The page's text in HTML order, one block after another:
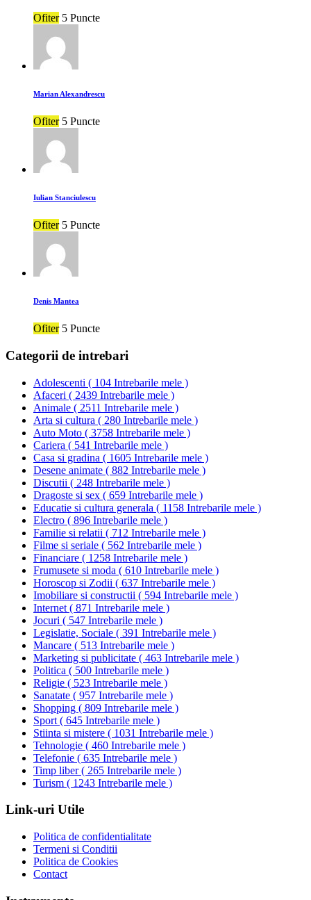
Ofiter 5 Puncte
Marian Alexandrescu
Ofiter 5 Puncte
Iulian Stanciulescu
Ofiter 5 Puncte
Denis Mantea
Ofiter 5 Puncte
Categorii de intrebari
Adolescenti ( 104 Intrebarile mele )
Afaceri ( 2439 Intrebarile mele )
Animale ( 2511 Intrebarile mele )
Arta si cultura ( 280 Intrebarile mele )
Auto Moto ( 3758 Intrebarile mele )
Cariera ( 541 Intrebarile mele )
Casa si gradina ( 1605 Intrebarile mele )
Desene animate ( 882 Intrebarile mele )
Discutii ( 248 Intrebarile mele )
Dragoste si sex ( 659 Intrebarile mele )
Educatie si cultura generala ( 1158 Intrebarile mele )
Electro ( 896 Intrebarile mele )
Familie si relatii ( 712 Intrebarile mele )
Filme si seriale ( 562 Intrebarile mele )
Financiare ( 1258 Intrebarile mele )
Frumusete si moda ( 610 Intrebarile mele )
Horoscop si Zodii ( 637 Intrebarile mele )
Imobiliare si constructii ( 594 Intrebarile mele )
Internet ( 871 Intrebarile mele )
Jocuri ( 547 Intrebarile mele )
Legislatie, Sociale ( 391 Intrebarile mele )
Mancare ( 513 Intrebarile mele )
Marketing si publicitate ( 463 Intrebarile mele )
Politica ( 500 Intrebarile mele )
Religie ( 523 Intrebarile mele )
Sanatate ( 957 Intrebarile mele )
Shopping ( 809 Intrebarile mele )
Sport ( 645 Intrebarile mele )
Stiinta si mistere ( 1031 Intrebarile mele )
Tehnologie ( 460 Intrebarile mele )
Telefonie ( 635 Intrebarile mele )
Timp liber( 265 Intrebarile mele )
Turism ( 1243 Intrebarile mele )
Link-uri Utile
Politica de confidentialitate
Termeni si Conditii
Politica de Cookies
Contact